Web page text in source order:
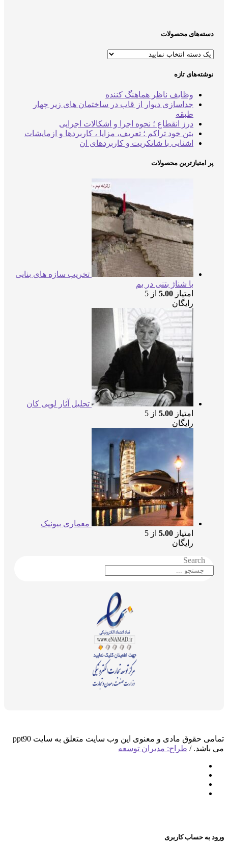
دسته‌های محصولات
نوشته‌های تازه
وظایف ناظر هماهنگ کننده
جداسازی دیوار از قاب در ساختمان های زیر چهار
طبقه
درز انقطاع ؛ نحوه اجرا و اشکالات اجرایی
بتن خود تراکم ؛ تعریف، مزایا ، کاربردها و ازمایشات
اشنایی با شاتکریت و کاربردهای ان
پر امتیازترین محصولات
تخریب سازه های بنایی
با شناژ بتنی در بم
امتیاز 5.00 از 5
رایگان
تحلیل آثار لویی کان
امتیاز 5.00 از 5
رایگان
معماری بیونیک
امتیاز 5.00 از 5
رایگان
Search
تمامی حقوق مادی و معنوی این وب سایت متعلق به سایت ppt90
می باشد. / طراح: مدیران توسعه
ورود به حساب کاربری